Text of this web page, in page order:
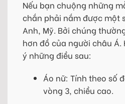
Nếu bạn chuộng những
chắn phải nắm được một
Anh, Mỹ. Bởi chúng
hơn đồ của người châu Á.
ý những điều sau:
Áo nữ: Tính theo số
vòng 3, chiều cao.